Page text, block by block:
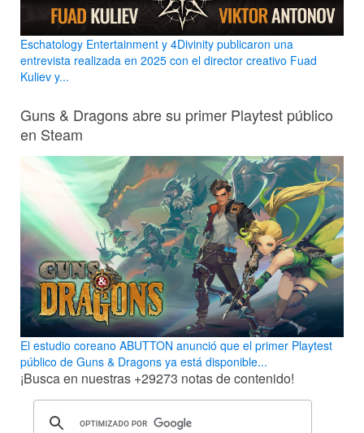
Eschatology Entertainment y 4Divinity publicaron una
entrevista realizada en 2025 con el director creativo Fuad
Kuliev y...
Guns & Dragons abre su primer Playtest público
en Steam
El estudio coreano ABUTTON anunció que el primer Playtest
público de Guns & Dragons ya está disponible...
¡Busca en nuestras +29273 notas de contenido!